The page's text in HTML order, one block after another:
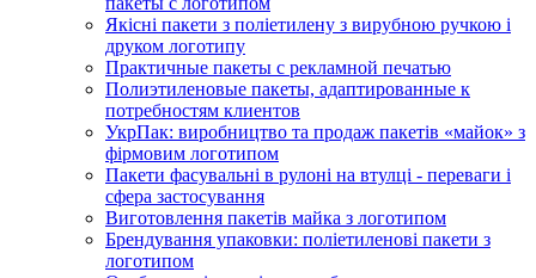
Якісні пакети з поліетилену з вирубною ручкою і
друком логотипу
Практичные пакеты с рекламной печатью
Полиэтиленовые пакеты, адаптированные к
потребностям клиентов
УкрПак: виробництво та продаж пакетів «майок» з
фірмовим логотипом
Пакети фасувальні в рулоні на втулці - переваги і
сфера застосування
Виготовлення пакетів майка з логотипом
Брендування упаковки: поліетиленові пакети з
логотипом